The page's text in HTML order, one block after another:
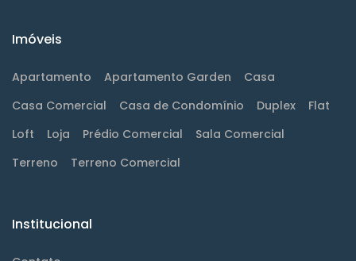
Imóveis
Apartamento Apartamento Garden
Casa
Casa Comercial
Casa de Condomínio Duplex
Flat
Loft
Loja Prédio Comercial
Sala Comercial
Terreno
Terreno Comercial
Institucional